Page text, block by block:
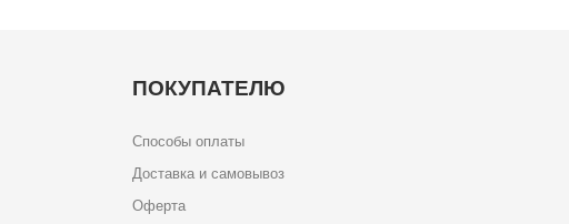
ПОКУПАТЕЛЮ
Способы оплаты
Доставка и самовывоз
Оферта